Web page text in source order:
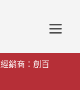
銷商：創百